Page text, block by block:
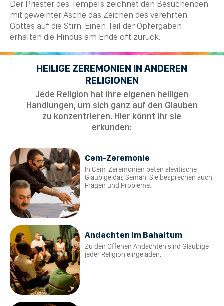
Der Priester des Tempels zeichnet den Besuchenden
mit geweihter Asche das Zeichen des verehrten
Gottes auf die Stirn. Einen Teil der Opfergaben
erhalten die Hindus am Ende oft zurück.
HEILIGE ZEREMONIEN IN ANDEREN
RELIGIONEN
Jede Religion hat ihre eigenen heiligen
Handlungen, um sich ganz auf den Glauben
zu konzentrieren. Hier könnt ihr sie
erkunden:
Cem-Zeremonie
In Cem-Zeremonien beten alevitische
Gläubige das Semah. Sie besprechen auch
Fragen und Probleme.
Andachten im Bahaitum
Zu den Offenen Andachten sind Gläubige
jeder Religion eingeladen.